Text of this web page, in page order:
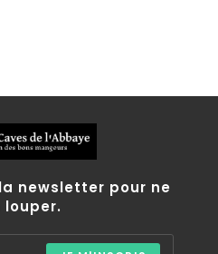
newsletter pour ne
louper.